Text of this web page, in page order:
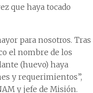
que haya tocado
para nosotros. Tras
el nombre de los
(huevo) haya
y requerimientos”,
y jefe de Misión.